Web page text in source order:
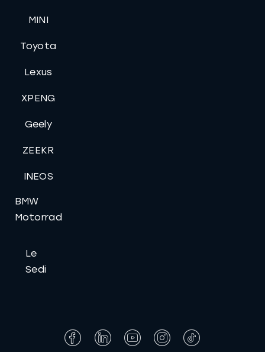
MINI
Toyota
Lexus
XPENG
Geely
ZEEKR
INEOS
BMW
Motorrad
Le
Sedi
Facebook
LinkedInYouTubeInstagram